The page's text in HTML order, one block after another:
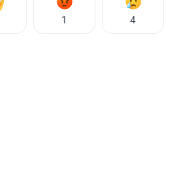
1 4